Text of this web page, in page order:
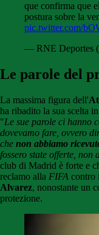
que confirma que el
postura sobre la
pic.twitter.com/
— RNE Deportes
Le parole del
La massima figura dell'
ha ribadito la sua scelta
"Le sue parole ci hanno
dovevamo fare, ovvero
che non abbiamo
fossero state offerte, non
club di Madrid è forte e
reclamo alla FIFA contro
Alvarez, nonostante un
protezione.